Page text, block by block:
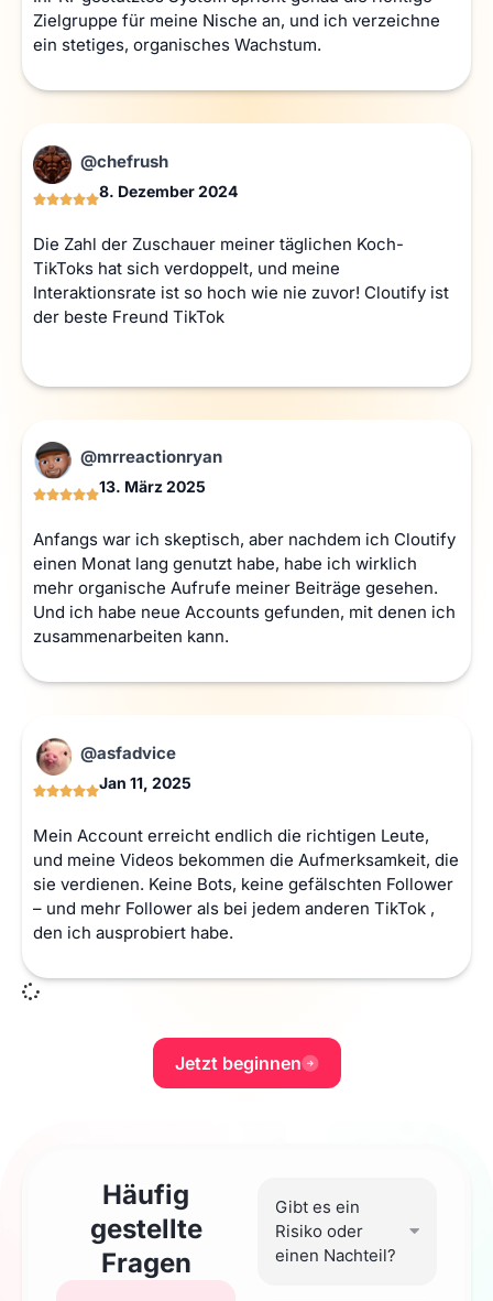
Zielgruppe für meine Nische an, und ich verzeichne
ein stetiges, organisches Wachstum.
8. Dezember 2024
Die Zahl der Zuschauer meiner täglichen Koch-
TikToks hat sich verdoppelt, und meine
Interaktionsrate ist so hoch wie nie zuvor! Cloutify ist
der beste Freund TikTok
@chefrush
13. März 2025
Anfangs war ich skeptisch, aber nachdem ich Cloutify
einen Monat lang genutzt habe, habe ich wirklich
mehr organische Aufrufe meiner Beiträge gesehen.
Und ich habe neue Accounts gefunden, mit denen ich
zusammenarbeiten kann.
@mrreactionryan
Jan 11, 2025
Mein Account erreicht endlich die richtigen Leute,
und meine Videos bekommen die Aufmerksamkeit, die
sie verdienen. Keine Bots, keine gefälschten Follower
– und mehr Follower als bei jedem anderen TikTok ,
den ich ausprobiert habe.
@asfadvice
Jetzt beginnen
Häufig
gestellte
Fragen
Gibt es ein
Risiko oder
einen Nachteil?